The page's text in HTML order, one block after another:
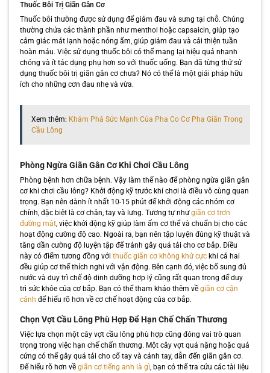
Thuốc Bôi Trị Giãn Gân Cơ
Thuốc bôi thường được sử dụng để giảm đau và sưng tại chỗ. Chúng
thường chứa các thành phần như menthol hoặc capsaicin, giúp tạo
cảm giác mát lạnh hoặc nóng ấm, giúp giảm đau và cải thiện tuần
hoàn máu. Việc sử dụng thuốc bôi có thể mang lại hiệu quả nhanh
chóng và ít tác dụng phụ hơn so với thuốc uống. Bạn đã từng thử sử
dụng thuốc bôi trị giãn gân cơ chưa? Nó có thể là một giải pháp hữu
ích cho những cơn đau nhẹ và vừa.
Xem thêm: Khám Phá Sức Mạnh Của Pha Co Cơ Pha Giãn Trong
Cầu Lông
Phòng Ngừa Giãn Gân Cơ Khi Chơi Cầu Lông
Phòng bệnh hơn chữa bệnh. Vậy làm thế nào để phòng ngừa giãn gân
cơ khi chơi cầu lông? Khởi động kỹ trước khi chơi là điều vô cùng quan
trọng. Bạn nên dành ít nhất 10-15 phút để khởi động các nhóm cơ
chính, đặc biệt là cơ chân, tay và lưng. Tương tự nhưgiãn cơ trơn
đường mật, việc khởi động kỹ giúp làm ấm cơ thể và chuẩn bị cho các
hoạt động cường độ cao. Ngoài ra, bạn nên tập luyện đúng kỹ thuật và
tăng dần cường độ luyện tập để tránh gây quá tải cho cơ bắp. Điều
này có điểm tương đồng với thuốc giãn cơ không khử cựckhi cả hai
đều giúp cơ thể thích nghi với vận động. Bên cạnh đó, việc bổ sung đủ
nước và duy trì chế độ dinh dưỡng hợp lý cũng rất quan trọng để duy
trì sức khỏe của cơ bắp. Bạn có thể tham khảo thêm về giãn cơ cận
cảnh để hiểu rõ hơn về cơ chế hoạt động của cơ bắp.
Chọn Vợt Cầu Lông Phù Hợp Để Hạn Chế Chấn Thương
Việc lựa chọn một cây vợt cầu lông phù hợp cũng đóng vai trò quan
trọng trong việc hạn chế chấn thương. Một cây vợt quá nặng hoặc quá
cứng có thể gây quá tải cho cổ tay và cánh tay, dẫn đến giãn gân cơ.
Để hiểu rõ hơn về giãn cơ tiếng anh là gì, bạn có thể tra cứu các tài liệu